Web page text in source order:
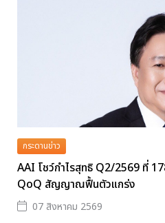
กระดานข่าว
AAI โชว์กำไรสุทธิ Q2/2569 ที่
QoQ สัญญาณฟื้นตัวแกร่ง
07 สิงหาคม 2569